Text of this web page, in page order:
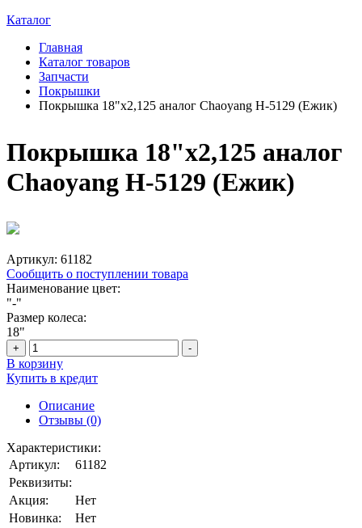
Каталог
Главная
Каталог товаров
Запчасти
Покрышки
Покрышка 18"х2,125 аналог Chaoyang Н-5129 (Ежик)
Покрышка 18"х2,125 аналог
Chaoyang Н-5129 (Ежик)
Артикул: 61182
Сообщить о поступлении товара
Наименование цвет:
"-"
Размер колеса:
18"
+ -
В корзину
Купить в кредит
Описание
Отзывы (0)
Характеристики:
Артикул:
61182
Реквизиты:
Акция:
Нет
Новинка:
Нет